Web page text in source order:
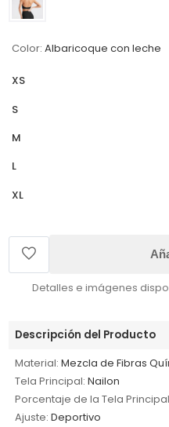
Color: Albaricoque con leche
XS
S
M
L
XL
Detalles e imágenes
Descripción del Producto
Material: Mezcla de Fibras
Tela Principal: Nailon
Porcentaje de la Tela
Ajuste: Deportivo